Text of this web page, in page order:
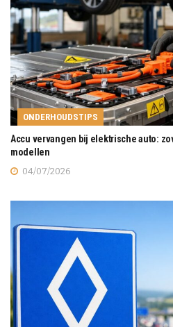
ONDERHOUDSTIPS
Accu vervangen bij elektrische auto:
modellen
04/07/2026